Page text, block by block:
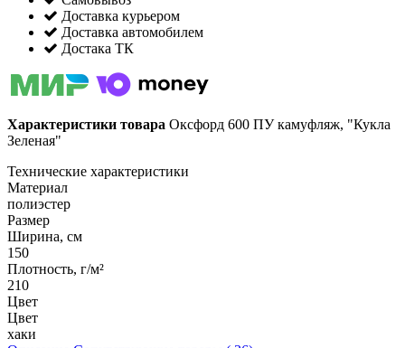
Доставка курьером
Доставка автомобилем
Достака ТК
Характеристики товара Оксфорд 600 ПУ камуфляж, "Кукла
Зеленая"
Технические характеристики
Материал
полиэстер
Размер
Ширина, см
150
Плотность, г/м²
210
Цвет
Цвет
хаки